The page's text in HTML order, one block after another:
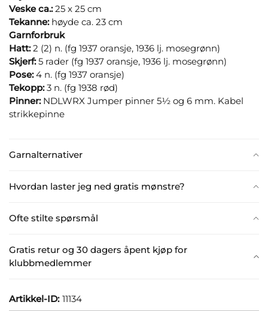
Garnalternativer
Hvordan laster jeg ned gratis mønstre?
Ofte stilte spørsmål
Gratis retur og 30 dagers åpent kjøp for
klubbmedlemmer
Veske ca.:25 x 25 cm
Tekanne:høyde ca. 23 cm
Garnforbruk
Hatt:2 (2) n. (fg 1937 oransje, 1936 lj. mosegrønn)
Skjerf:5 rader (fg 1937 oransje, 1936 lj. mosegrønn)
Pose:4 n. (fg 1937 oransje)
Tekopp:3 n. (fg 1938 rød)
Pinner:NDLWRX Jumper pinner 5½ og 6 mm. Kabel
strikkepinne
Artikkel-ID: 11134